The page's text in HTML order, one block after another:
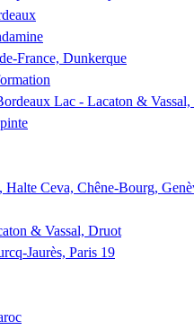
France, Dunkerque
Lac - Lacaton &
Halte Ceva, Chêne-Bourg,
& Vassal, Druot
Jaurès, Paris 19